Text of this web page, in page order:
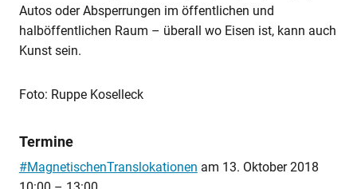
Autos oder Absperrungen im öffentlichen und
halböffentlichen Raum – überall wo Eisen ist, kann auch
Kunst sein.
Foto: Ruppe Koselleck
Termine
#MagnetischenTranslokationen am 13. Oktober 2018